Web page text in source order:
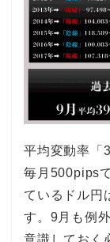
平均変動率「
毎月500pips
ているドル円
す。9月も例
意識しておく